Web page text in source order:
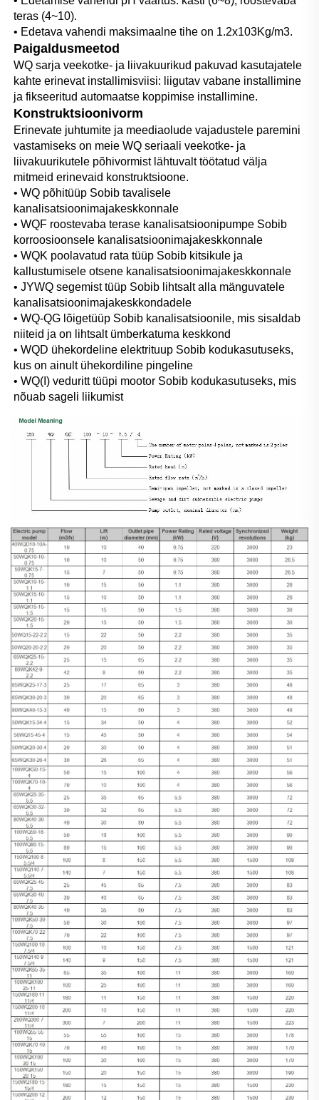
teras (4~10).
• Edetava vahendi maksimaalne tihe on 1.2x103Kg/m3.
Paigaldusmeetod
WQ sarja veekotke- ja liivakuurikud pakuvad kasutajatele
kahte erinevat installimisviisi: liigutav vabane installimine
ja fikseeritud automaatse koppimise installimine.
Konstruktsioonivorm
Erinevate juhtumite ja meediaolude vajadustele paremini
vastamiseks on meie WQ seriaali veekotke- ja
liivakuurikutele põhivormist lähtuvalt töötatud välja
mitmeid erinevaid konstruktsioone.
• WQ põhitüüp Sobib tavalisele
kanalisatsioonimajakeskkonnale
• WQF roostevaba terase kanalisatsioonipumpe Sobib
korroosioonsele kanalisatsioonimajakeskkonnale
• WQK poolavatud rata tüüp Sobib kitsikule ja
kallustumisele otsene kanalisatsioonimajakeskkonnale
• JYWQ segemist tüüp Sobib lihtsalt alla mänguvatele
kanalisatsioonimajakeskkondadele
• WQ-QG lõigetüüp Sobib kanalisatsioonile, mis sisaldab
niiteid ja on lihtsalt ümberkatuma keskkond
• WQD ühekordeline elektrituup Sobib kodukasutuseks,
kus on ainult ühekordiline pingeline
• WQ(I) veduritt tüüpi mootor Sobib kodukasutuseks, mis
nõuab sageli liikumist